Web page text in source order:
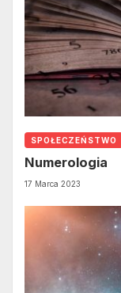
SPOŁECZEŃSTWO
Numerologia
17 Marca 2023